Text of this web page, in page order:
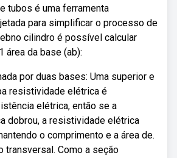
tubos é uma ferramenta
para simplificar o processo de
cilindro é possível calcular
área da base (ab):
por duas bases: Uma superior e
resistividade elétrica é
elétrica, então se a
dobrou, a resistividade elétrica
o comprimento e a área de.
transversal. Como a seção